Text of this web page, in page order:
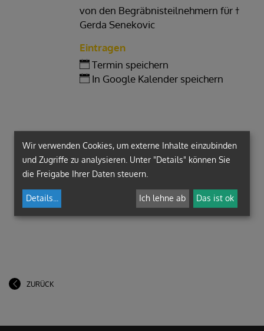
von den Begräbnisteilnehmern für †
Gerda Senekovic
Eintragen
Termin speichern
In Google Kalender speichern
ZURÜCK
Wir verwenden Cookies, um externe Inhalte einzubinden
und Zugriffe zu analysieren. Unter "Details" können Sie
die Freigabe Ihrer Daten steuern.
Details Ich lehne ab Das ist ok